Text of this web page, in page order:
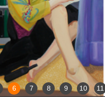
6 7 8 9 10 11